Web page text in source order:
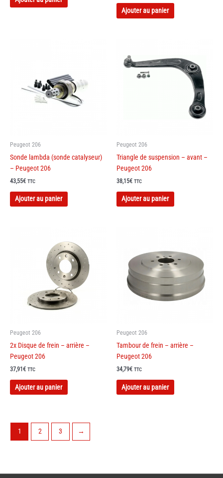
Ajouter au panier
Peugeot 206
Sonde lambda (sonde catalyseur)
– Peugeot 206
43,55€ TTC
Ajouter au panier
Peugeot 206
Triangle de suspension – avant –
Peugeot 206
38,15€ TTC
Ajouter au panier
Peugeot 206
2x Disque de frein – arrière –
Peugeot 206
37,91€ TTC
Ajouter au panier
Peugeot 206
Tambour de frein – arrière –
Peugeot 206
34,79€ TTC
Ajouter au panier
1 2 3 →